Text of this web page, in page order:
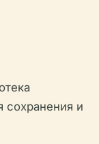
сохранения и